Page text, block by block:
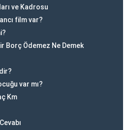
ve Kadrosu
film var?
Borç Ödemez Ne Demek
var mı?
Km